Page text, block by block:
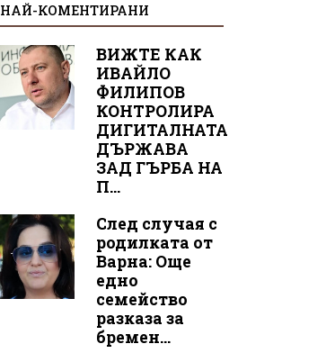
НАЙ-КОМЕНТИРАНИ
ВИЖТЕ КАК
ИВАЙЛО
ФИЛИПОВ
КОНТРОЛИРА
ДИГИТАЛНАТА
ДЪРЖАВА
ЗАД ГЪРБА НА
П...
След случая с
родилката от
Варна: Още
едно
семейство
разказа за
бремен...